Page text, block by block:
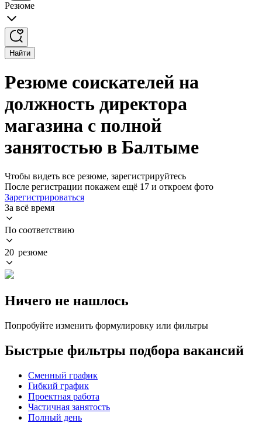
Резюме
Найти
Резюме соискателей на
должность директора
магазина с полной
занятостью в Балтыме
Чтобы видеть все резюме, зарегистрируйтесь
После регистрации покажем ещё 17 и откроем фото
Зарегистрироваться
За всё время
По соответствию
20 резюме
Ничего не нашлось
Попробуйте изменить формулировку или фильтры
Быстрые фильтры подбора вакансий
Сменный график
Гибкий график
Проектная работа
Частичная занятость
Полный день